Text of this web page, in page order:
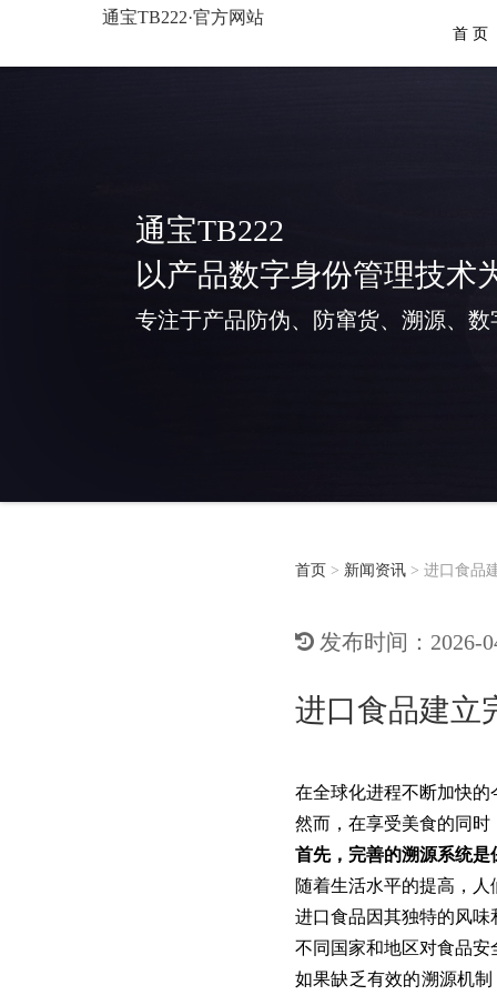
通宝TB222·官方网站
首 页
通宝TB222
以产品数字身份管理技术
专注于产品防伪、防窜货、溯源、
首页 > 新闻资讯 > 进口食品
发布时间：2026-
进口食品建立
在全球化进程不断加快
然而，在享受美食的同时
首先，完善的溯源系统
随着生活水平的提高，人
进口食品因其独特的风
不同国家和地区对食品
如果缺乏有效的溯源机